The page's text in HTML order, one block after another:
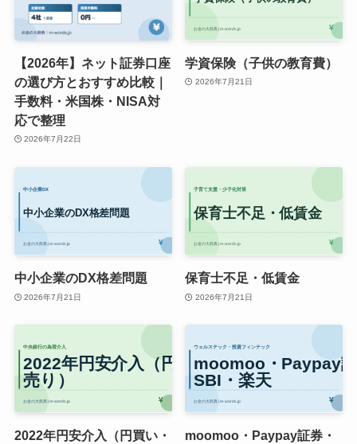
【2026年】ネット証券口座
の選び方とおすすめ比較｜
手数料・米国株・NISA対
応で整理
2026年7月22日
学資保険（子供の教育費）
2026年7月21日
中小企業のDX格差問題
2026年7月21日
保育士不足・低賃金
2026年7月21日
2022年円安介入（円買い・
moomoo・Paypay証券・